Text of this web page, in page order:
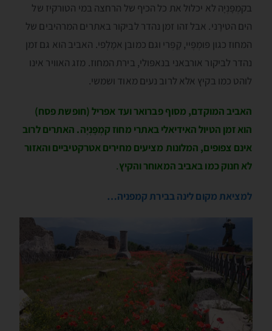
בקמְפָּנְיָה לא יכלול את כל הכיף של הרחצה במי הטורקיז של
הים הטירָני. אבל זהו זמן נהדר לביקור באתרים המרהיבים של
המחוז כגון פּומְפֶּיי, קָפְּרי וגם כמובן אמָלְפי. האביב הוא גם זמן
נהדר לביקור אורבאני בנאפּולי, בירת המחוז. מזג האוויר אינו
לוהט כמו בקיץ אלא לרוב נעים מאוד ושמשי.
האביב המוקדם, מסוף פברואר ועד אפריל (חופשת פסח)
הוא זמן הטיול האידיאלי באתרי מחוז קמְפָּנְיָה. האתרים לרוב
אינם צפופים, המלונות מציעים מחירים אטרקטיביים והאזור
לא חנוק כמו באביב המאוחר והקיץ.
למציאת מקום לינה בבירת קמפניה…